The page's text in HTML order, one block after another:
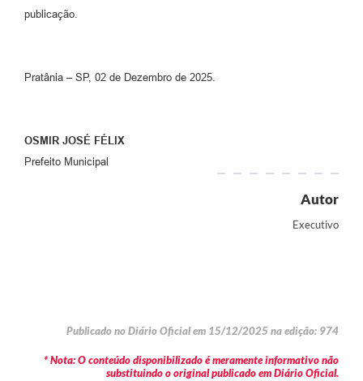
publicação.
Pratânia – SP, 02 de Dezembro de 2025.
OSMIR JOSÉ FÉLIX
Prefeito Municipal
Autor
Executivo
Publicado no Diário Oficial em 15/12/2025 na edição: 974
* Nota: O conteúdo disponibilizado é meramente informativo não
substituindo o original publicado em Diário Oficial.